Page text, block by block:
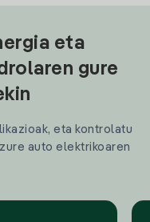
eta
gure
eta kontrolatu
auto elektrikoaren